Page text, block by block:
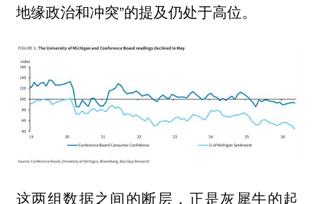
地缘政治和冲突”的提及仍处于高位。
这两组数据之间的断层，正是灰犀牛的起